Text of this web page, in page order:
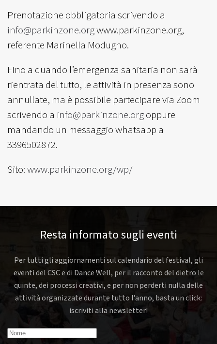
Prenotazione obbligatoria scrivendo a
info@parkinzone.orgwww.parkinzone.org,
referente Marinella Modugno.
Fino a quando l’emergenza sanitaria non sarà
rientrata del tutto, le attività in presenza sono
annullate, ma è possibile partecipare via Zoom
scrivendo a info@parkinzone.orgoppure
mandando un messaggio whatsapp a
3396502872.
Sito:www.parkinzone.org/wp/
Resta informato sugli eventi
Per tutti gli aggiornamenti sul calendario del festival, gli
eventi del CSC e di Dance Well, per il racconto del dietro le
quinte, dei processi creativi, e per non perderti nulla delle
attività organizzate durante tutto l’anno, basta un click:
iscriviti alla newsletter!